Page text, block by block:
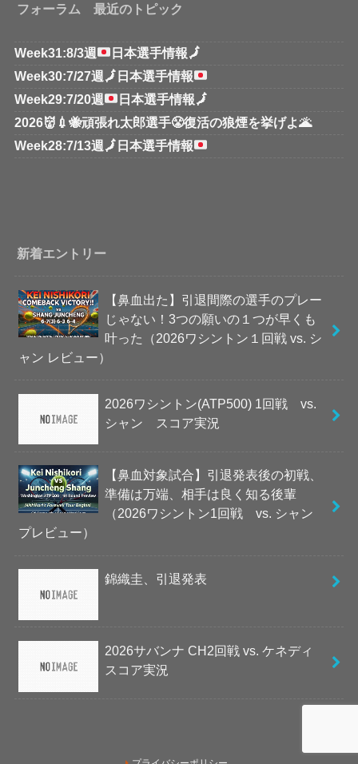
フォーラム 最近のトピック
Week31:8/3週 日本選手情報🗾
Week30:7/27週 🗾 日本選手情報
Week29:7/20週
日本選手情報🗾
2026👹💉🐝頑張れ太郎選手😤復活の狼煙を挙げよ🌋
Week28:7/13週 🗾 日本選手情報
新着エントリー
【鼻血出た】引退間際の選手のプレー
じゃない！3つの願いの１つが早くも
叶った（2026ワシントン１回戦 vs. シ
ャン レビュー）
2026ワシントン(ATP500) 1回戦 vs.
シャン スコア実況
【鼻血対象試合】引退発表後の初戦、
準備は万端、相手は良く知る後輩
（2026ワシントン1回戦 vs. シャン
プレビュー）
錦織圭、引退発表
2026サバンナ CH2回戦 vs. ケネディ
スコア実況